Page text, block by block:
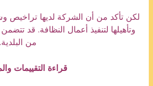
لكن تأكد من أن الشركة لديها تراخيص
وتأهيلها لتنفيذ أعمال النظافة. قد
من البلدية.
قراءة التقييمات